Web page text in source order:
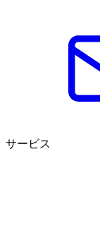
サービス